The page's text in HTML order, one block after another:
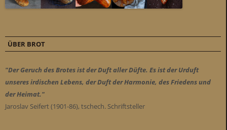
ÜBER BROT
"Der Geruch des Brotes ist der Duft aller Düfte. Es ist der Urduft
unseres irdischen Lebens, der Duft der Harmonie, des Friedens und
der Heimat."
Jaroslav Seifert (1901-86), tschech. Schriftsteller